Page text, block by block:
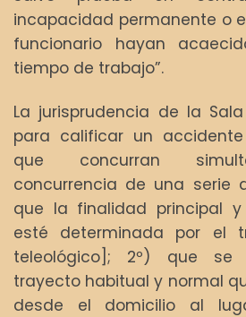
incapacidad permanente o
funcionario hayan
tiempo de trabajo”.
La jurisprudencia de la
para calificar un accidente
que concurran
concurrencia de una serie
que la finalidad principal
esté determinada por el
teleológico]; 2º) que se
trayecto habitual y normal
desde el domicilio al